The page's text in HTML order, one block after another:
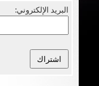
البريد الإلكتروني: